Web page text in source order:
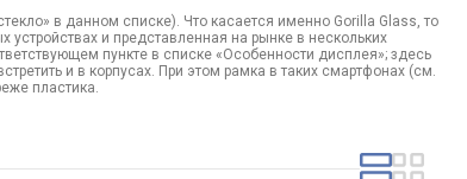
в данном списке). Что касается именно Gorilla Glass, то
и представленная на рынке в нескольких
пункте в списке «Особенности дисплея»; здесь
и в корпусах. При этом рамка в таких смартфонах (см.
пластика.